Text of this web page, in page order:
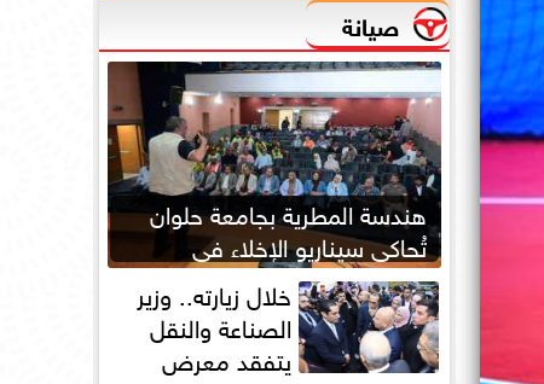
صيانة
هندسة المطرية بجامعة حلوان
تُحاكي سيناريو الإخلاء في
الحرائق لتعزيز جاهزية الطوارئ
خلال زيارته.. وزير
الصناعة والنقل
يتفقد معرض